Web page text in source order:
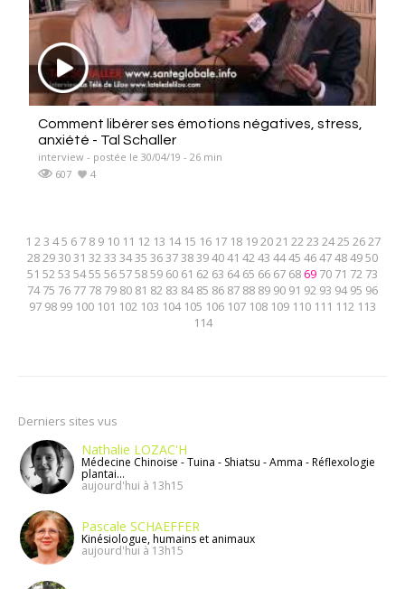
Comment libérer ses émotions négatives, stress,
anxiété - Tal Schaller
interview - postée le 30/04/19 - 26 min
607
4
1 23 45 6 7 8 9 10 11 12 13 14 15 16 17 18 192021 2223 2425 2627
28293031 3233 3435 363738394041 4243 4445 4647484950
51 5253 5455 56575859 60 61 62 63 64 65 66 67 6869 70 71 72 73
74 75 76 77 78 79 80 81 82 83 84 85 86 87 88 89 90 91 92 93 94 95 96
97 98 99 100 101 102 103 104 105 106 107 108 109 110 111 112 113
114
Derniers sites vus
Nathalie LOZAC'H
Médecine Chinoise - Tuina - Shiatsu - Amma - Réflexologie
plantai...
aujourd'hui à 13h15
Pascale SCHAEFFER
Kinésiologue, humains et animaux
aujourd'hui à 13h15